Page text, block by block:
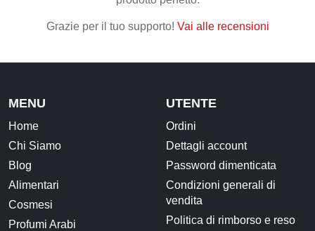
Grazie per il tuo supporto! Vai alle recensioni
MENU
Home
Chi Siamo
Blog
Alimentari
Cosmesi
Profumi Arabi
UTENTE
Ordini
Dettagli account
Password dimenticata
Condizioni generali di
vendita
Politica di rimborso e reso